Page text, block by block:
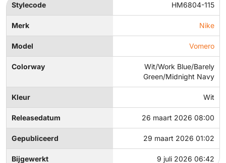
Stylecode HM6804-115
Merk Nike
Model Vomero
Colorway
Wit/Work Blue/Barely
Green/Midnight Navy
Kleur Wit
Releasedatum 26 maart 2026 08:00
Gepubliceerd 29 maart 2026 01:02
Bijgewerkt 9 juli 2026 06:42